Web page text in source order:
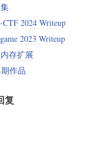
2024 Writeup
2023 Writeup
存扩展
作品
复